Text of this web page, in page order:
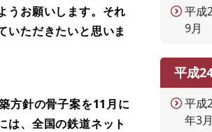
うお願いします。それ
いただきたいと思いま
方針の骨子案を11月に
は、全国の鉄道ネット
平成
9月
平成
平成
年3月